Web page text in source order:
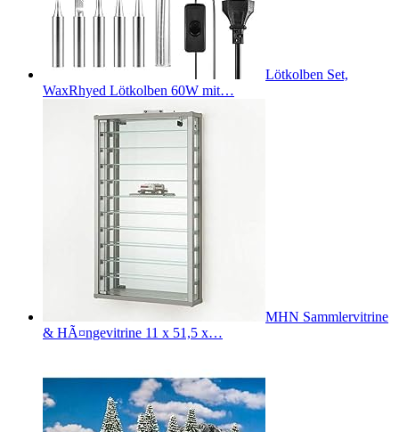
Lötkolben Set,
WaxRhyed Lötkolben 60W mit…
MHN Sammlervitrine
& HÃ¤ngevitrine 11 x 51,5 x…